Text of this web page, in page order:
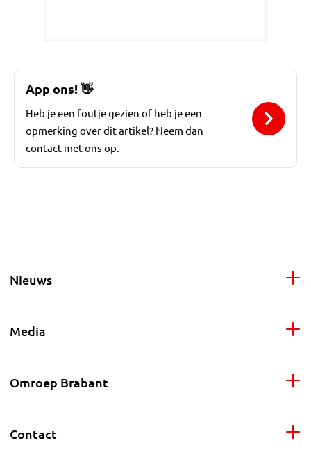
App ons!👋
Heb je een foutje gezien of heb je een
opmerking over dit artikel? Neem dan
contact met ons op.
Nieuws
Media
Omroep Brabant
Contact